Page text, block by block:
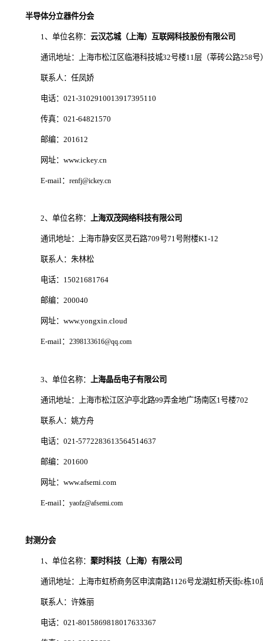
半导体分立器件分会
1、单位名称： 云汉芯城（上海）互联网科技股份有限公司
通讯地址：上海市松江区临港科技城32号楼11层（莘砖公路258号
联系人：任凤娇
电话：021-3102910013917395110
传真：021-64821570
邮编：201612
网址：www.ickey.cn
E-mail： renfj@ickey.cn
2、单位名称： 上海双茂网络科技有限公司
通讯地址：上海市静安区灵石路709号71号附楼K1-12
联系人：朱林松
电话：15021681764
邮编：200040
网址：www.yongxin.cloud
E-mail： 2398133616@qq.com
3、单位名称： 上海晶岳电子有限公司
通讯地址：上海市松江区沪亭北路99弄金地广场南区1号楼702
联系人：姚方舟
电话：021-5772283613564514637
邮编：201600
网址：www.afsemi.com
E-mail： yaofz@afsemi.com
封测分会
1、单位名称： 聚时科技（上海）有限公司
通讯地址：上海市虹桥商务区申滨南路1126号龙湖虹桥天街c栋10
联系人：许姝丽
电话：021-8015869818017633367